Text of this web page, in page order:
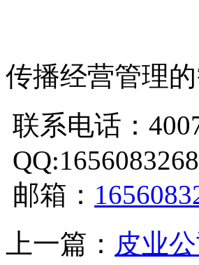
传播经营管理
联系电话：
QQ:1656083268
邮箱：
上一篇： 皮业